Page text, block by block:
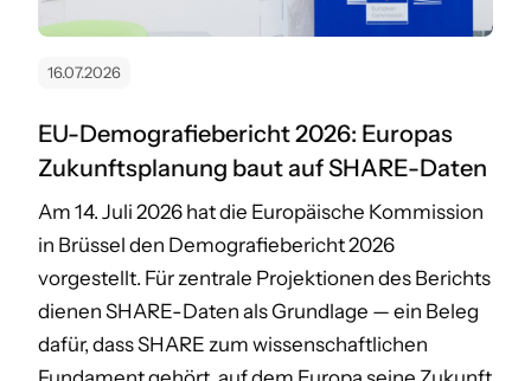
16.07.2026
EU-Demografiebericht 2026: Europas
Zukunftsplanung baut auf SHARE-Daten
Am 14. Juli 2026 hat die Europäische Kommission
in Brüssel den Demografiebericht 2026
vorgestellt. Für zentrale Projektionen des Berichts
dienen SHARE-Daten als Grundlage — ein Beleg
dafür, dass SHARE zum wissenschaftlichen